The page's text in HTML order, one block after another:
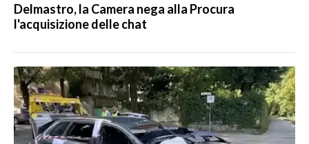
Delmastro, la Camera nega alla Procura
l'acquisizione delle chat